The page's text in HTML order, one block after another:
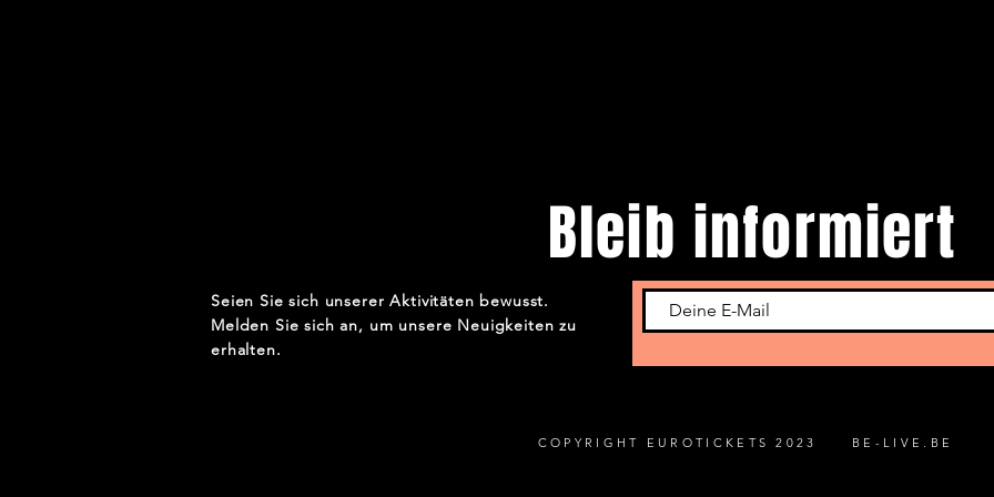
Bleib informiert
Seien Sie sich unserer Aktivitäten bewusst.
Melden Sie sich an, um unsere Neuigkeiten zu
erhalten.
COPYRIGHT EUROTICKETS 2023 BE-LIVE.BE